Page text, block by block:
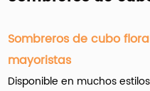
Sombreros de cubo
mayoristas
Disponible en muchos